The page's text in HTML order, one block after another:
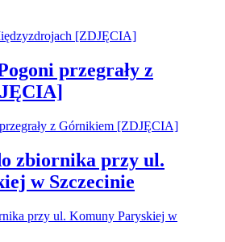
przegrały z
zbiornika przy ul.
w Szczecinie